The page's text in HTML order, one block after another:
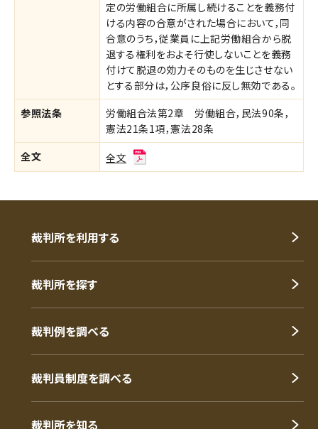
定の労働組合に所属し続けることを義務付
ける内容の合意がされた場合において，同
合意のうち，従業員に上記労働組合から脱
退する権利をおよそ行使しないことを義務
付けて脱退の効力そのものを生じさせない
とする部分は，公序良俗に反し無効である。
参照法条
労働組合法第2章 労働組合，民法90条，
憲法21条1項，憲法28条
全文
全文
裁判所を利用する
裁判所を探す
裁判例を調べる
裁判員制度を調べる
裁判所を知る